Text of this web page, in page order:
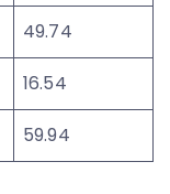
49.74
16.54
59.94